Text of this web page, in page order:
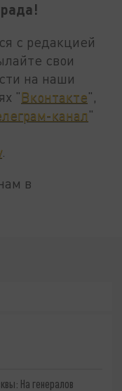
с редакцией
свои
на наши
"Вконтакте",
канал"
в
На генералов